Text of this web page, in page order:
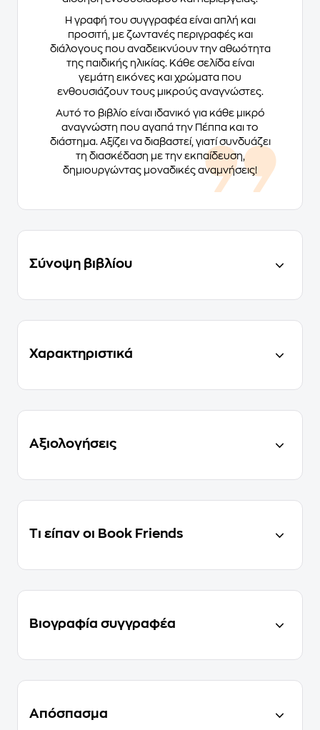
Η γραφή του συγγραφέα είναι απλή και
προσιτή, με ζωντανές περιγραφές και
διάλογους που αναδεικνύουν την αθωότητα
της παιδικής ηλικίας. Κάθε σελίδα είναι
γεμάτη εικόνες και χρώματα που
ενθουσιάζουν τους μικρούς αναγνώστες.
Αυτό το βιβλίο είναι ιδανικό για κάθε μικρό
αναγνώστη που αγαπά την Πέππα και το
διάστημα. Αξίζει να διαβαστεί, γιατί συνδυάζει
τη διασκέδαση με την εκπαίδευση,
δημιουργώντας μοναδικές αναμνήσεις!
Σύνοψη βιβλίου
Χαρακτηριστικά
Αξιολογήσεις
Τι είπαν οι Book Friends
Βιογραφία συγγραφέα
Απόσπασμα